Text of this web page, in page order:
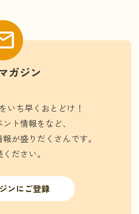
ガジン
いち早くおとどけ！
ト情報をなど、
が盛りだくさんです。
ださい。
ンにご登録